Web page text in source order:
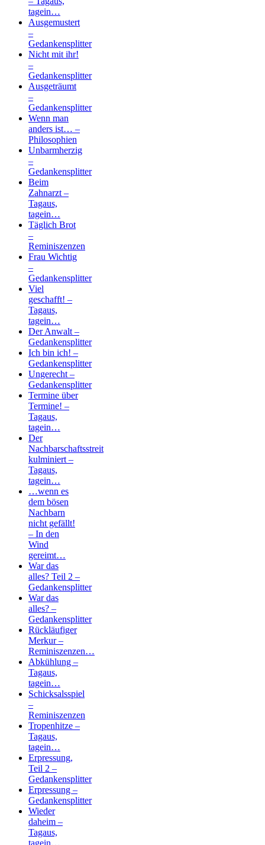
tagein…
Ausgemustert
–
Gedankensplitter
Nicht mit ihr!
–
Gedankensplitter
Ausgeträumt
–
Gedankensplitter
Wenn man
anders ist… –
Philosophien
Unbarmherzig
–
Gedankensplitter
Beim
Zahnarzt –
Tagaus,
tagein…
Täglich Brot
–
Reminiszenzen
Frau Wichtig
–
Gedankensplitter
Viel
geschafft! –
Tagaus,
tagein…
Der Anwalt –
Gedankensplitter
Ich bin ich! –
Gedankensplitter
Ungerecht –
Gedankensplitter
Termine über
Termine! –
Tagaus,
tagein…
Der
Nachbarschaftsstreit
kulminiert –
Tagaus,
tagein…
…wenn es
dem bösen
Nachbarn
nicht gefällt!
– In den
Wind
gereimt…
War das
alles? Teil 2 –
Gedankensplitter
War das
alles? –
Gedankensplitter
Rückläufiger
Merkur –
Reminiszenzen…
Abkühlung –
Tagaus,
tagein…
Schicksalsspiel
–
Reminiszenzen
Tropenhitze –
Tagaus,
tagein…
Erpressung,
Teil 2 –
Gedankensplitter
Erpressung –
Gedankensplitter
Wieder
daheim –
Tagaus,